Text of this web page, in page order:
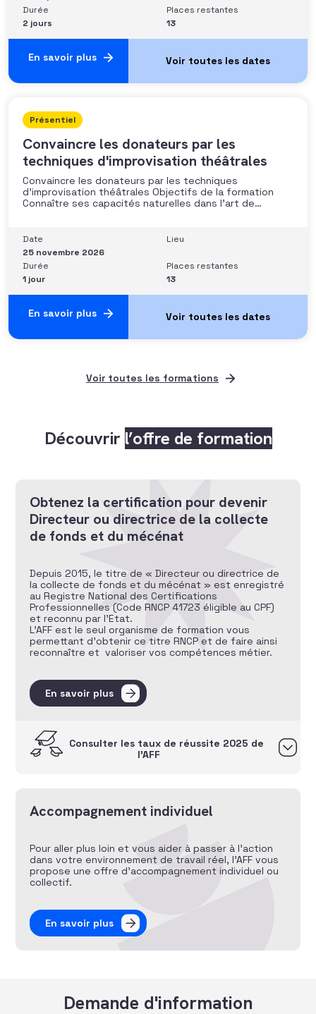
Durée
2 jours
Places restantes
13
En savoir plus
Présentiel
Convaincre les donateurs par les
techniques d'improvisation théâtrales
Convaincre les donateurs par les techniques
d’improvisation théâtrales Objectifs de la formation
Connaître ses capacités naturelles dans l’art de
conviction et sur quoi elle se fonde (mots, attitude, …),
quelle est sa situation de
Date
25 novembre 2026
Lieu
Durée
1 jour
Places restantes
13
En savoir plus
Voir toutes les formations
Découvrir l’offre de formation
Obtenez la certification pour devenir
Directeur ou directrice de la collecte
de fonds et du mécénat
Depuis 2015, le titre de « Directeur ou directrice de
la collecte de fonds et du mécénat » est enregistré
au Registre National des Certifications
Professionnelles (Code RNCP 41723 éligible au CPF)
et reconnu par l’Etat.
L’AFF est le seul organisme de formation vous
permettant d’obtenir ce titre RNCP et de faire ainsi
reconnaître et valoriser vos compétences métier.
En savoir plus
Consulter les taux de réussite 2025 de
l’AFF
Accompagnement individuel
Pour aller plus loin et vous aider à passer à l’action
dans votre environnement de travail réel, l’AFF vous
propose une offre d’accompagnement individuel ou
collectif.
En savoir plus
Demande d'information